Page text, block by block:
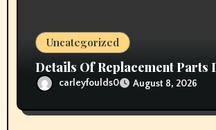
Uncategorized
Details Of Replacement Parts
carleyfoulds0 August 8, 2026